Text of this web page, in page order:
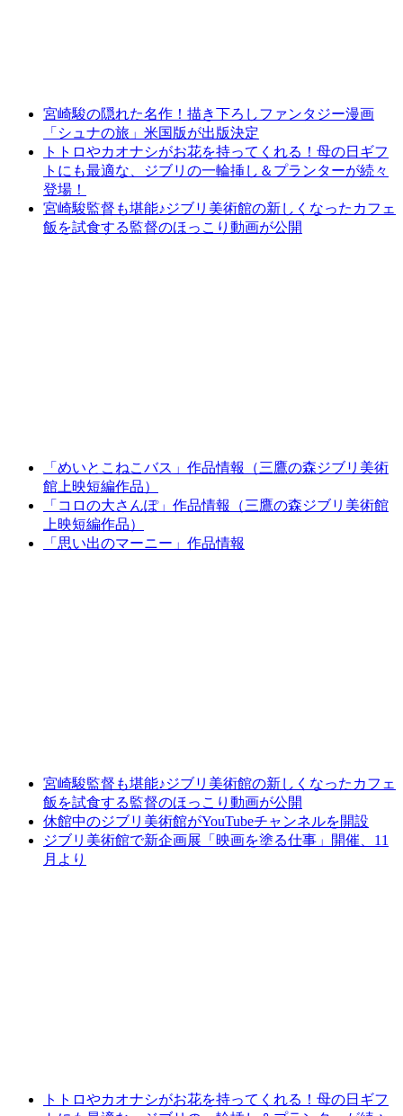
宮崎駿の隠れた名作！描き下ろしファンタジー漫画
「シュナの旅」米国版が出版決定
トトロやカオナシがお花を持ってくれる！母の日ギフ
トにも最適な、ジブリの一輪挿し＆プランターが続々
登場！
宮崎駿監督も堪能♪ジブリ美術館の新しくなったカフェ
飯を試食する監督のほっこり動画が公開
「めいとこねこバス」作品情報（三鷹の森ジブリ美術
館上映短編作品）
「コロの大さんぽ」作品情報（三鷹の森ジブリ美術館
上映短編作品）
「思い出のマーニー」作品情報
宮崎駿監督も堪能♪ジブリ美術館の新しくなったカフェ
飯を試食する監督のほっこり動画が公開
休館中のジブリ美術館がYouTubeチャンネルを開設
ジブリ美術館で新企画展「映画を塗る仕事」開催、11
月より
トトロやカオナシがお花を持ってくれる！母の日ギフ